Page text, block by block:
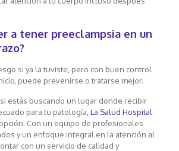
a tener preeclampsia en un
si ya la tuviste, pero con buen control
puede prevenirse o tratarse mejor.
estás buscando un lugar donde recibir
para tu patología, La Salud Hospital
Con un equipo de profesionales
y un enfoque integral en la atención al
con un servicio de calidad y